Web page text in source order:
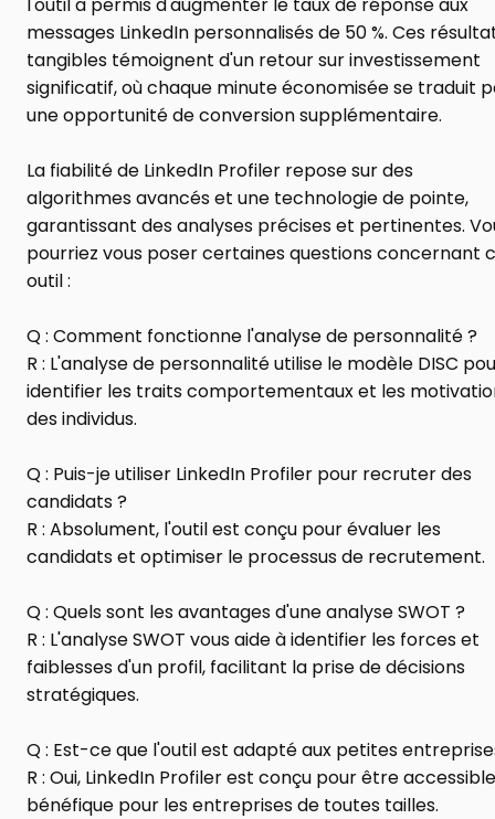
messages LinkedIn personnalisés de 50 %. Ces
tangibles témoignent d'un retour sur investissement
significatif, où chaque minute économisée se traduit
une opportunité de conversion supplémentaire.
La fiabilité de LinkedIn Profiler repose sur des
algorithmes avancés et une technologie de pointe,
garantissant des analyses précises et pertinentes.
pourriez vous poser certaines questions concernant
outil :
Q : Comment fonctionne l'analyse de personnalité ?
R : L'analyse de personnalité utilise le modèle DISC
identifier les traits comportementaux et les
des individus.
Q : Puis-je utiliser LinkedIn Profiler pour recruter des
candidats ?
R : Absolument, l'outil est conçu pour évaluer les
candidats et optimiser le processus de recrutement.
Q : Quels sont les avantages d'une analyse SWOT ?
R : L'analyse SWOT vous aide à identifier les forces et
faiblesses d'un profil, facilitant la prise de décisions
stratégiques.
Q : Est-ce que l'outil est adapté aux petites
R : Oui, LinkedIn Profiler est conçu pour être
bénéfique pour les entreprises de toutes tailles.